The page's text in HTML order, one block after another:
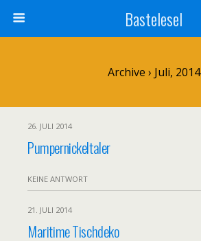
Bastelesel
Archive › Juli, 2014
26. JULI 2014
Pumpernickeltaler
KEINE ANTWORT
21. JULI 2014
Maritime Tischdeko